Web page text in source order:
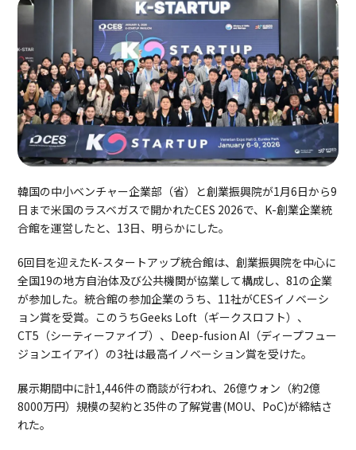
韓国の中小ベンチャー企業部（省）と創業振興院が1月6日から9
日まで米国のラスベガスで開かれたCES 2026で、K-創業企業統
合館を運営したと、13日、明らかにした。
6回目を迎えたK-スタートアップ統合館は、創業振興院を中心に
全国19の地方自治体及び公共機関が協業して構成し、81の企業
が参加した。統合館の参加企業のうち、11社がCESイノベーシ
ョン賞を受賞。このうちGeeks Loft（ギークスロフト）、
CT5（シーティーファイブ）、Deep-fusion AI（ディープフュー
ジョンエイアイ）の3社は最高イノベーション賞を受けた。
展示期間中に計1,446件の商談が行われ、26億ウォン（約2億
8000万円）規模の契約と35件の了解覚書(MOU、PoC)が締結さ
れた。